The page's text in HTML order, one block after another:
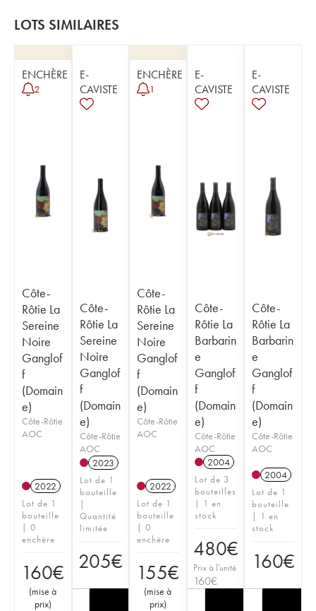
LOTS SIMILAIRES
ENCHÈRE
2
Côte-
Rôtie La
Sereine
Noire
Ganglof
f
(Domain
e)
Côte-Rôtie
AOC
2022
Lot de 1
bouteille
| 0
enchère
160€
(mise à
prix)
E-
CAVISTE
Côte-
Rôtie La
Sereine
Noire
Ganglof
f
(Domain
e)
Côte-Rôtie
AOC
2023
Lot de 1
bouteille
|
Quantité
limitée
205€
ENCHÈRE
1
Côte-
Rôtie La
Sereine
Noire
Ganglof
f
(Domain
e)
Côte-Rôtie
AOC
2022
Lot de 1
bouteille
| 0
enchère
155€
(mise à
prix)
E-
CAVISTE
Côte-
Rôtie La
Barbarin
e
Ganglof
f
(Domain
e)
Côte-Rôtie
AOC
2004
Lot de 3
bouteilles
| 1 en
stock
480€
Prix à l'unité
160€
E-
CAVISTE
Côte-
Rôtie La
Barbarin
e
Ganglof
f
(Domain
e)
Côte-Rôtie
AOC
2004
Lot de 1
bouteille
| 1 en
stock
160€